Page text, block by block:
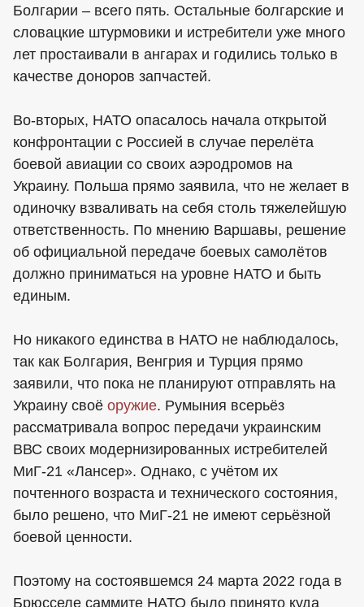
Болгарии – всего пять. Остальные болгарские и
словацкие штурмовики и истребители уже много
лет простаивали в ангарах и годились только в
качестве доноров запчастей.
Во-вторых, НАТО опасалось начала открытой
конфронтации с Россией в случае перелёта
боевой авиации со своих аэродромов на
Украину. Польша прямо заявила, что не желает в
одиночку взваливать на себя столь тяжелейшую
ответственность. По мнению Варшавы, решение
об официальной передаче боевых самолётов
должно приниматься на уровне НАТО и быть
единым.
Но никакого единства в НАТО не наблюдалось,
так как Болгария, Венгрия и Турция прямо
заявили, что пока не планируют отправлять на
Украину своё оружие. Румыния всерьёз
рассматривала вопрос передачи украинским
ВВС своих модернизированных истребителей
МиГ-21 «Лансер». Однако, с учётом их
почтенного возраста и технического состояния,
было решено, что МиГ-21 не имеют серьёзной
боевой ценности.
Поэтому на состоявшемся 24 марта 2022 года в
Брюсселе саммите НАТО было принято куда